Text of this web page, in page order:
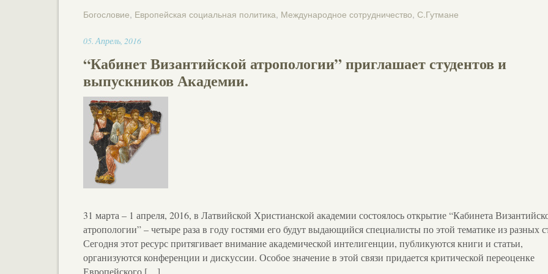
Богословие, Европейская социальная политика, Международное сотрудничество, С.Гутмане
05.Апрель,201611:41
“Кабинет Византийской атропологии” приглашает студентов и
выпускников Академии.
31 марта – 1 апреля, 2016, в Латвийской Христианской академии состоялось открытие “Кабинета
атропологии” – четыре раза в году гостями его будут выдающийся специалисты по этой тематике из разных
Сегодня этот ресурс притягивает внимание академической интелигенции, публикуются книги и статьи,
организуются конференции и дискуссии. Особое значение в этой связи придается критической переоценке
Европейского […]